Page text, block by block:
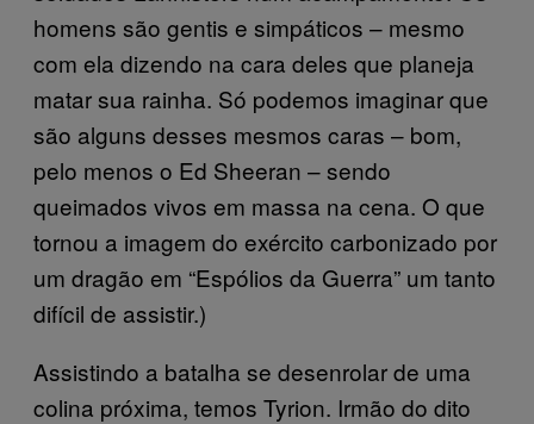
homens são gentis e simpáticos – mesmo
com ela dizendo na cara deles que planeja
matar sua rainha. Só podemos imaginar que
são alguns desses mesmos caras – bom,
pelo menos o Ed Sheeran – sendo
queimados vivos em massa na cena. O que
tornou a imagem do exército carbonizado por
um dragão em “Espólios da Guerra” um tanto
difícil de assistir.)
Assistindo a batalha se desenrolar de uma
colina próxima, temos Tyrion. Irmão do dito